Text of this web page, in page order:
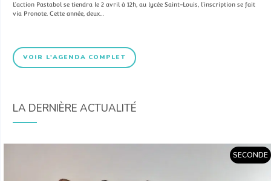
L’action Pastabol se tiendra le 2 avril à 12h, au lycée Saint-Louis, l’inscription se fait
via Pronote. Cette année, deux…
VOIR L'AGENDA COMPLET
LA DERNIÈRE ACTUALITÉ
SECONDE